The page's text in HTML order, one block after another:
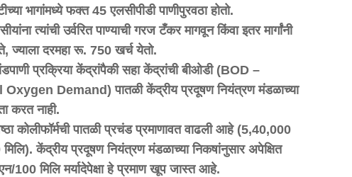
भागांमध्ये फक्त45एलसीपीडी पाणीपुरवठा होतो.
त्यांची उर्वरित पाण्याची गरज टँकर मागवून किंवा इतर मार्गांनी
,ज्याला दरमहा रू. 750खर्च येतो.
प्रक्रिया केंद्रांपैकी सहा केंद्रांची बीओडी(BOD –
Oxygen Demand)पातळी केंद्रीय प्रदूषण नियंत्रण मंडळाच्या
करत नाही.
कोलीफॉर्मची पातळी प्रचंड प्रमाणावत वाढली आहे(5,40,000
मिलि).केंद्रीय प्रदूषण नियंत्रण मंडळाच्या निकषांनुसार अपेक्षित
/100मिलि मर्यादेपेक्षा हे प्रमाण खूप जास्त आहे.